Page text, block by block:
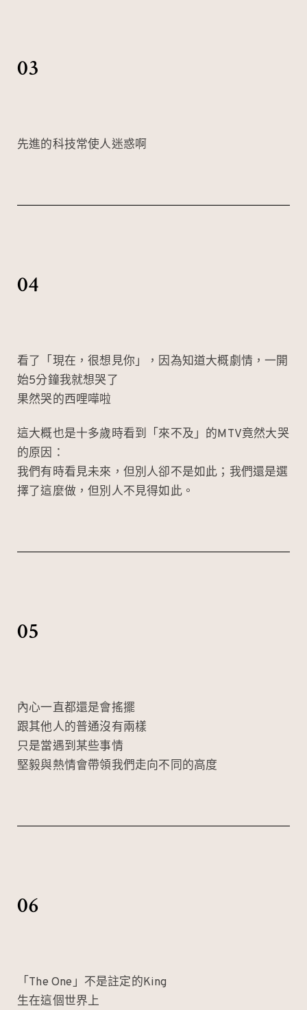
03
先進的科技常使人迷惑啊
04
看了「現在，很想見你」，因為知道大概劇情，一開
始5分鐘我就想哭了
果然哭的西哩嘩啦
這大概也是十多歲時看到「來不及」的MTV竟然大哭
的原因：
我們有時看見未來，但別人卻不是如此；我們還是選
擇了這麼做，但別人不見得如此。
05
內心一直都還是會搖擺
跟其他人的普通沒有兩樣
只是當遇到某些事情
堅毅與熱情會帶領我們走向不同的高度
06
「The One」不是註定的King
生在這個世界上